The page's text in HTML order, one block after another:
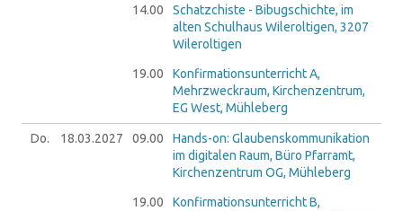
14.00
Schatzchiste - Bibugschichte, im
alten Schulhaus Wileroltigen, 3207
Wileroltigen
19.00
Konfirmationsunterricht A,
Mehrzweckraum, Kirchenzentrum,
EG West, Mühleberg
Do. 18.03.2027 09.00
Hands-on: Glaubenskommunikation
im digitalen Raum, Büro Pfarramt,
Kirchenzentrum OG, Mühleberg
19.00
Konfirmationsunterricht B,